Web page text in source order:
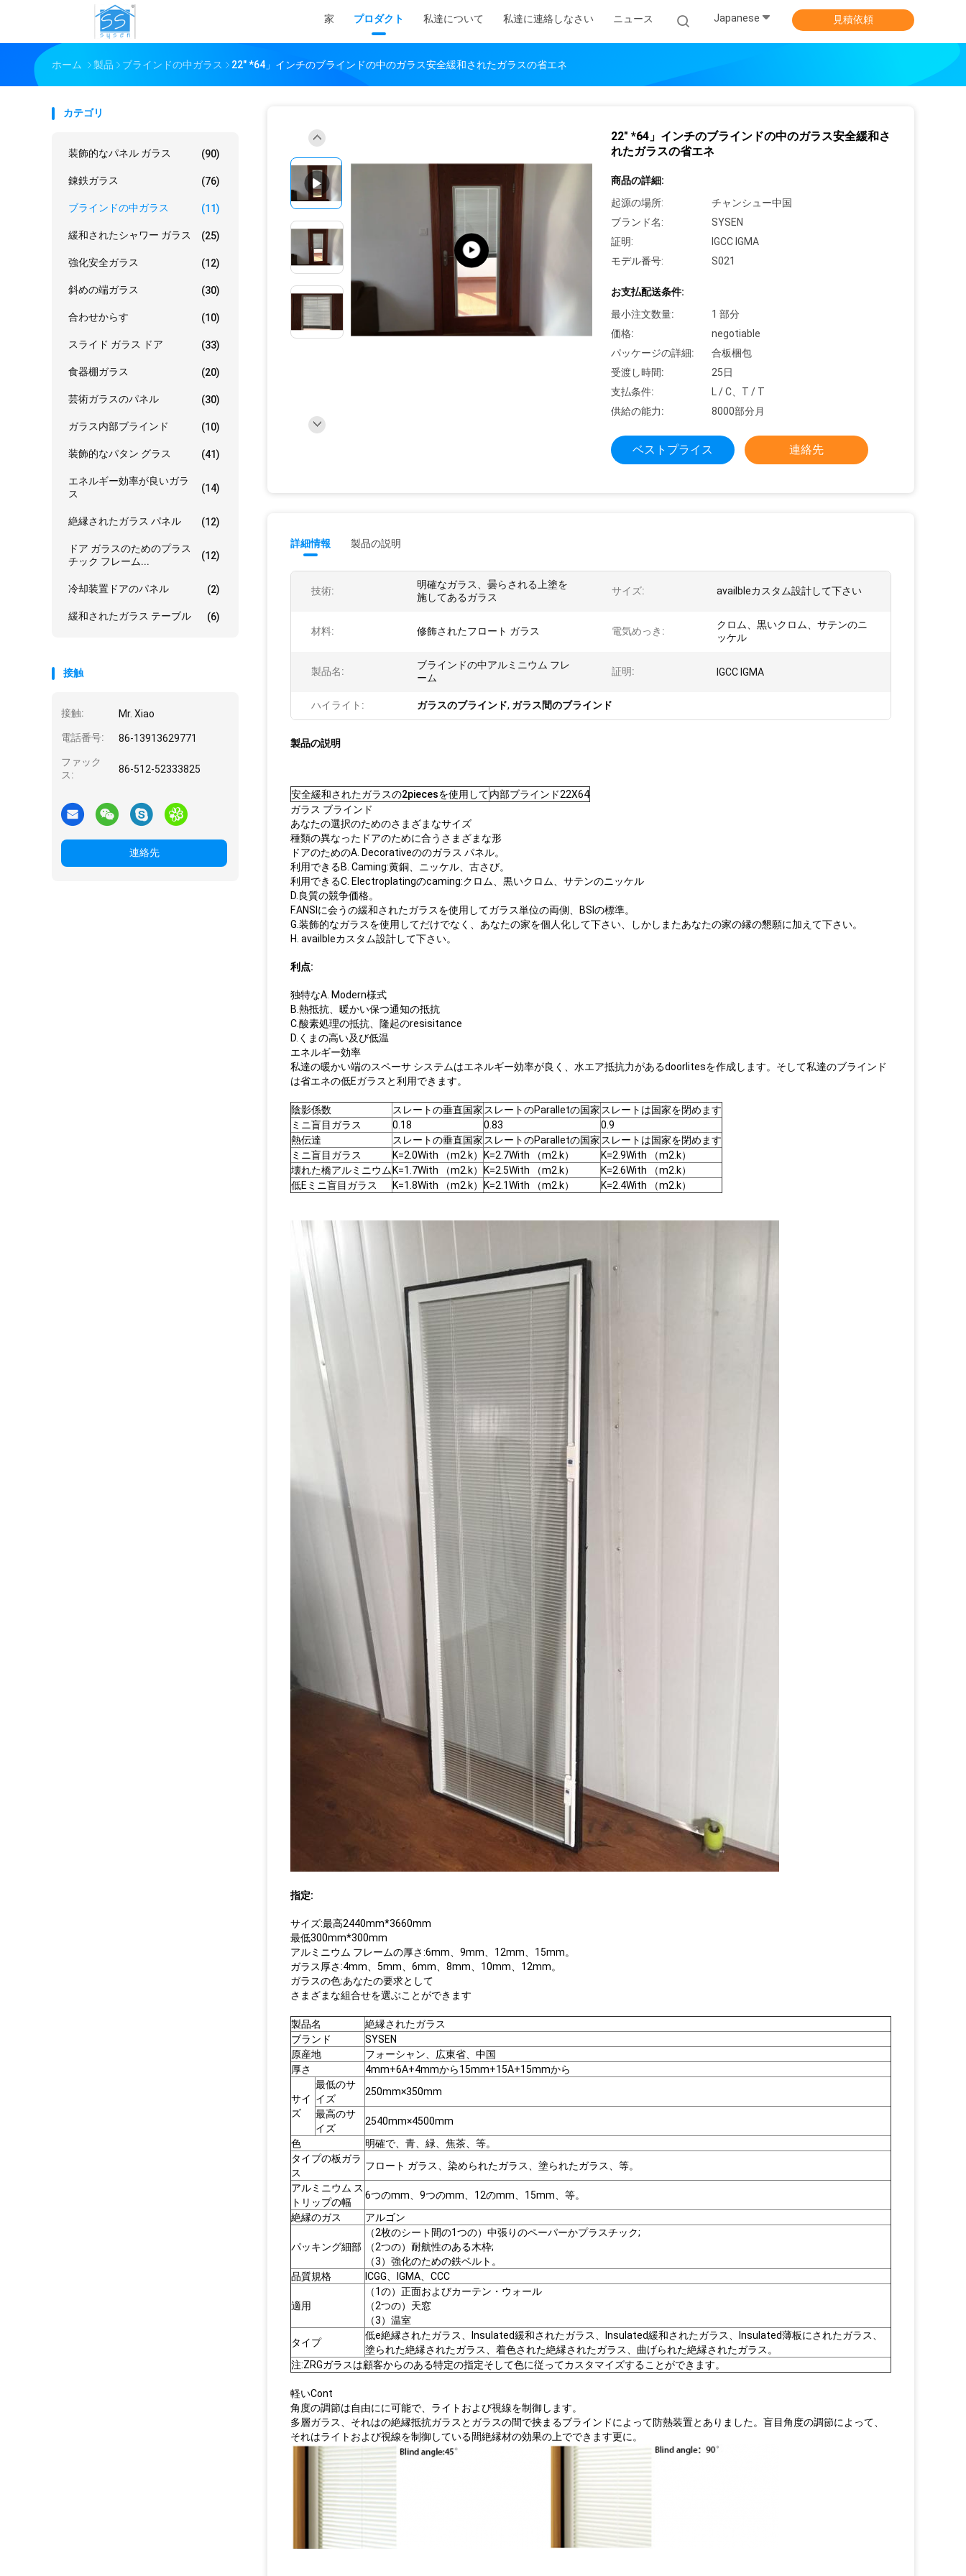
家 プロダクト 私達について 私達に連絡しなさい ニュース Japanese 見積依頼
ホーム 製品 ブラインドの中ガラス 22" *64」インチのブラインドの中のガラス安全緩和されたガラスの省エネ
カテゴリ
装飾的なパネル ガラス (90)
錬鉄ガラス (76)
ブラインドの中ガラス (11)
緩和されたシャワー ガラス (25)
強化安全ガラス (12)
斜めの端ガラス (30)
合わせからす (10)
スライド ガラス ドア (33)
食器棚ガラス (20)
芸術ガラスのパネル (30)
ガラス内部ブラインド (10)
装飾的なパタン グラス (41)
エネルギー効率が良いガラ
ス
(14)
絶縁されたガラス パネル (12)
ドア ガラスのためのプラス
チック フレーム...
(12)
冷却装置ドアのパネル (2)
緩和されたガラス テーブル (6)
接触
接触: Mr. Xiao
電話番号: 86-13913629771
ファック
ス:
86-512-52333825
連絡先
22" *64」インチのブラインドの中のガラス安全緩和さ
れたガラスの省エネ
商品の詳細:
起源の場所:
チャンシュー中国
ブランド名:
SYSEN
証明:
IGCC IGMA
モデル番号:
S021
お支払配送条件:
最小注文数量:
1 部分
価格:
negotiable
パッケージの詳細:
合板梱包
受渡し時間:
25日
支払条件:
L / C、T / T
供給の能力:
8000部分月
ベストプライス 連絡先
詳細情報 製品の説明
技術:
明確なガラス、曇らされる上塗を
施してあるガラス
サイズ: availbleカスタム設計して下さい
材料: 修飾されたフロート ガラス 電気めっき:
クロム、黒いクロム、サテンのニ
ッケル
製品名:
ブラインドの中アルミニウム フレ
ーム
証明: IGCC IGMA
ハイライト: ガラスのブラインド, ガラス間のブラインド
製品の説明
安全緩和されたガラスの2piecesを使用して内部ブラインド22X64
ガラス ブラインド
あなたの選択のためのさまざまなサイズ
種類の異なったドアのために合うさまざまな形
ドアのためのA. Decorativeののガラス パネル。
利用できるB. Caming:黄銅、ニッケル、古さび。
利用できるC. Electroplatingのcaming:クロム、黒いクロム、サテンのニッケル
D.良質の競争価格。
F.ANSIに会うの緩和されたガラスを使用してガラス単位の両側、BSIの標準。
G.装飾的なガラスを使用してだけでなく、あなたの家を個人化して下さい、しかしまたあなたの家の縁の懇願に加えて下さい。
H. availbleカスタム設計して下さい。
利点:
独特なA. Modern様式
B.熱抵抗、暖かい保つ通知の抵抗
C.酸素処理の抵抗、隆起のresisitance
D.くまの高い及び低温
エネルギー効率
私達の暖かい端のスペーサ システムはエネルギー効率が良く、水エア抵抗力があるdoorlitesを作成します。そして私達のブラインド
は省エネの低Eガラスと利用できます。
陰影係数 スレートの垂直国家 スレートのParalletの国家 スレートは国家を閉めます
ミニ盲目ガラス
0.18 0.83
0.9
熱伝達
スレートの垂直国家 スレートのParalletの国家 スレートは国家を閉めます
ミニ盲目ガラス
K=2.0With （m2.k） K=2.7With （m2.k）
K=2.9With （m2.k）
壊れた橋アルミニウム K=1.7With （m2.k） K=2.5With （m2.k）
K=2.6With （m2.k）
低Eミニ盲目ガラス
K=1.8With （m2.k） K=2.1With （m2.k） K=2.4With （m2.k）
指定:
サイズ:最高2440mm*3660mm
最低300mm*300mm
アルミニウム フレームの厚さ:6mm、9mm、12mm、15mm。
ガラス厚さ:4mm、5mm、6mm、8mm、10mm、12mm。
ガラスの色:あなたの要求として
さまざまな組合せを選ぶことができます
製品名
絶縁されたガラス
ブランド
SYSEN
原産地
フォーシャン、広東省、中国
厚さ
4mm+6A+4mmから15mm+15A+15mmから
サイ
ズ
最低のサ
イズ
250mm×350mm
最高のサ
イズ
2540mm×4500mm
色
明確で、青、緑、焦茶、等。
タイプの板ガラ
ス
フロート ガラス、染められたガラス、塗られたガラス、等。
アルミニウム ス
トリップの幅
6つのmm、9つのmm、12のmm、15mm、等。
絶縁のガス
アルゴン
パッキング細部
（2枚のシート間の1つの）中張りのペーパーかプラスチック;
（2つの）耐航性のある木枠;
（3）強化のための鉄ベルト。
品質規格
ICGG、IGMA、CCC
適用
（1の）正面およびカーテン・ウォール
（2つの）天窓
（3）温室
タイプ
低e絶縁されたガラス、Insulated緩和されたガラス、Insulated緩和されたガラス、Insulated薄板にされたガラス、
塗られた絶縁されたガラス、着色された絶縁されたガラス、曲げられた絶縁されたガラス。
注:ZRGガラスは顧客からのある特定の指定そして色に従ってカスタマイズすることができます。
軽いCont
角度の調節は自由にに可能で、ライトおよび視線を制御します。
多層ガラス、それはの絶縁抵抗ガラスとガラスの間で挟まるブラインドによって防熱装置とありました。盲目角度の調節によって、
それはライトおよび視線を制御している間絶縁材の効果の上でできます更に。